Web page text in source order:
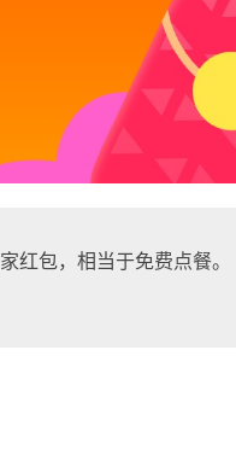
红包，相当于免费点餐。